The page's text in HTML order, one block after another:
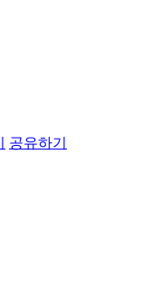
공유하기